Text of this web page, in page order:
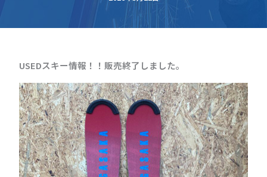
USEDスキー情報！！販売終了しました。